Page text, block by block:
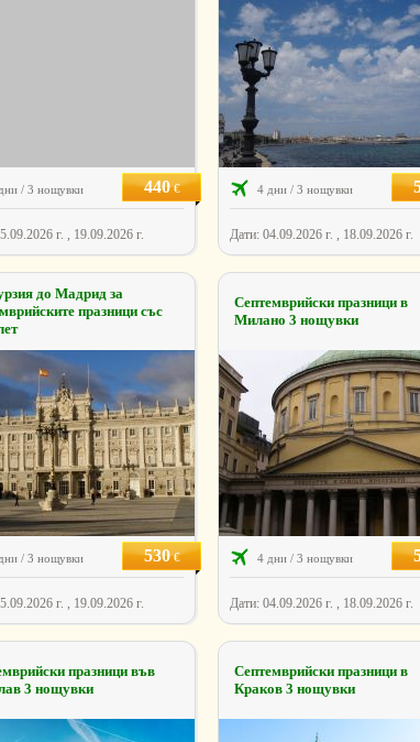
/ 3 нощувки 440€
г. , 19.09.2026 г.
4 дни / 3 нощувки
Дати: 04.09.2026 г. , 18.09.2026 г.
до Мадрид за
празници със
/ 3 нощувки 530€
г. , 19.09.2026 г.
Септемврийски празници в
Милано 3 нощувки
4 дни / 3 нощувки
Дати: 04.09.2026 г. , 18.09.2026 г.
празници във
3 нощувки
Септемврийски празници в
Краков 3 нощувки